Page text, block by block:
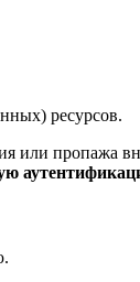
ресурсов.
или пропажа